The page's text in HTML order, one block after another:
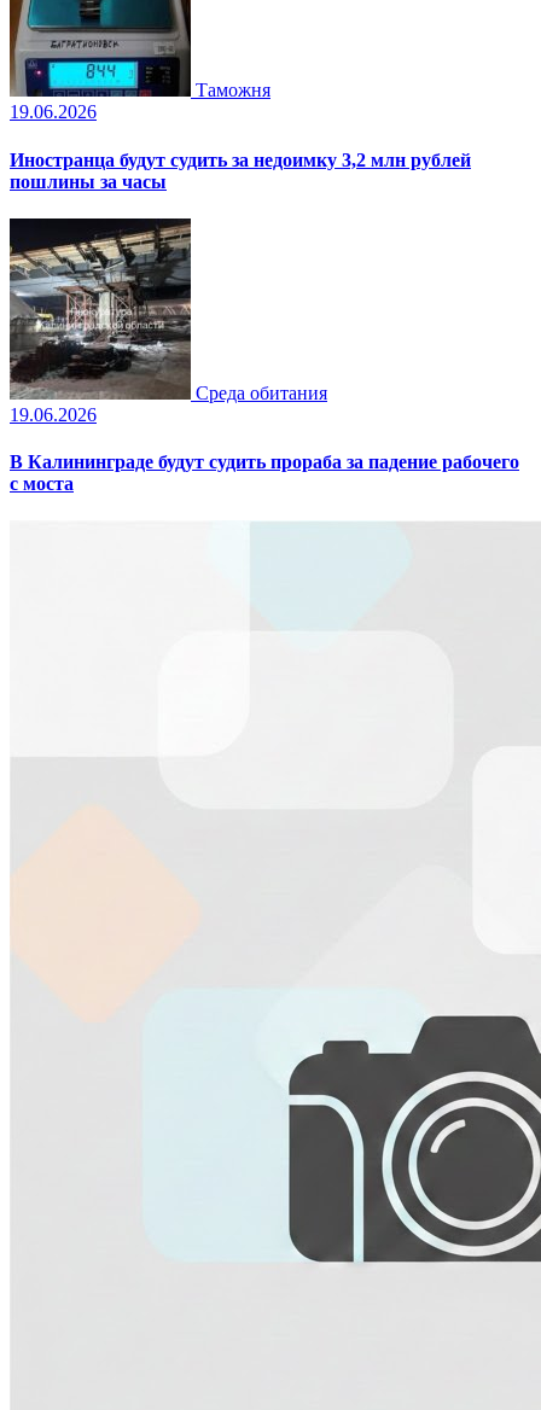
Таможня
19.06.2026
Иностранца будут судить за недоимку 3,2 млн рублей
пошлины за часы
Среда обитания
19.06.2026
В Калининграде будут судить прораба за падение рабочего
с моста